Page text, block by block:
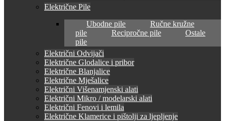
Električne Pile
Ubodne pile
Ručne kružne
pile
Recipročne pile
Ostale
pile
Električni Odvijači
Električne Glodalice i pribor
Električne Blanjalice
Električne Mješalice
Električni Višenamjenski alati
Električni Mikro / modelarski alati
Električni Fenovi i lemila
Električne Klamerice i pištolji za ljepljenje